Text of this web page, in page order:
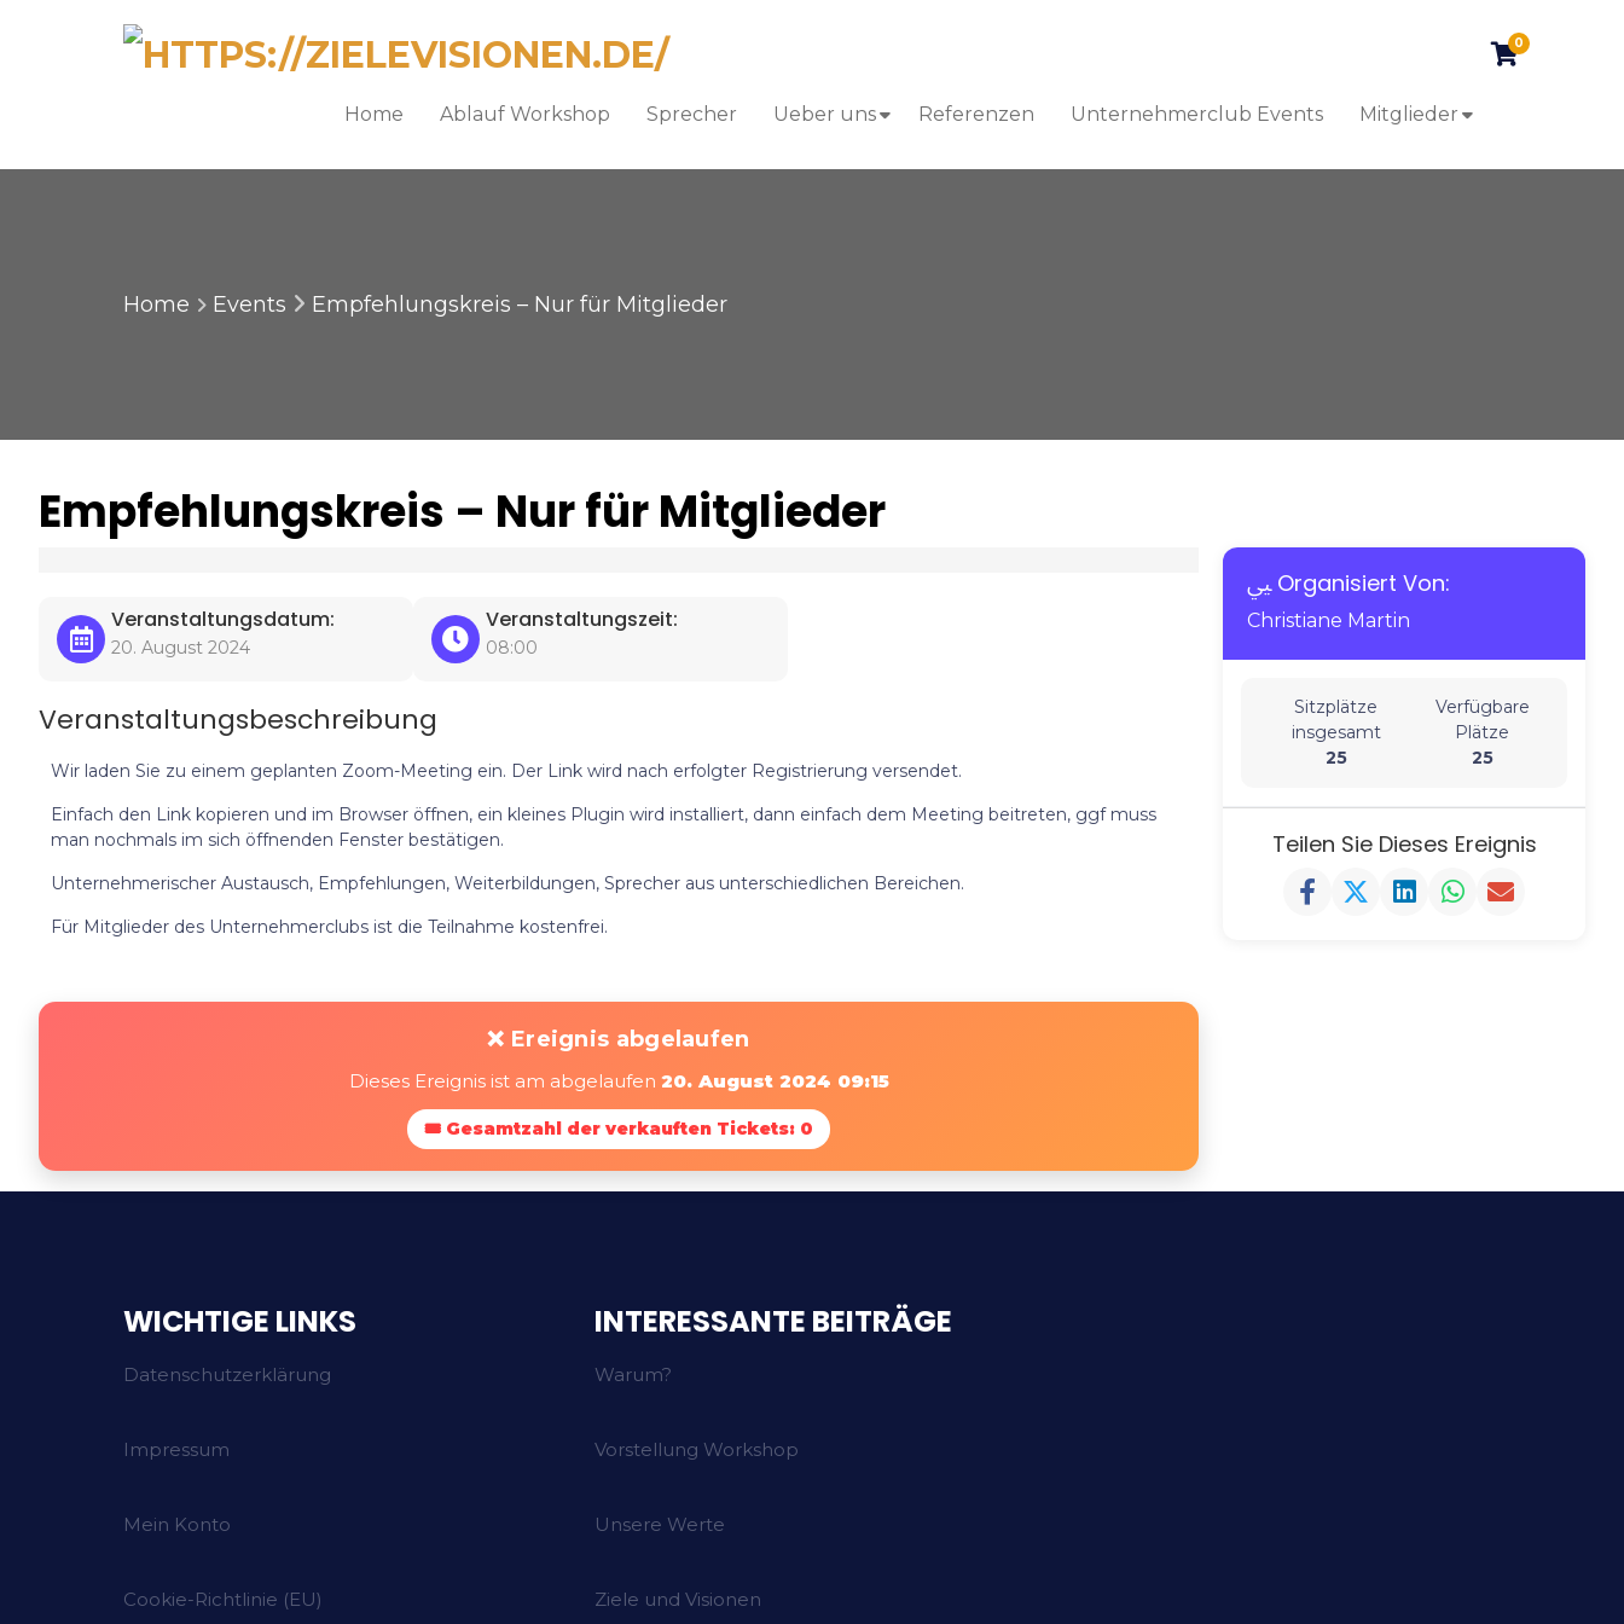
Home Ablauf Workshop Sprecher Ueber uns Referenzen Unternehmerclub Events Mitglieder
0
Home Events Empfehlungskreis – Nur für Mitglieder
Empfehlungskreis – Nur für Mitglieder
Veranstaltungsdatum:
20. August 2024
Veranstaltungszeit:
08:00
Veranstaltungsbeschreibung
Wir laden Sie zu einem geplanten Zoom-Meeting ein. Der Link wird nach erfolgter Registrierung versendet.
Einfach den Link kopieren und im Browser öffnen, ein kleines Plugin wird installiert, dann einfach dem Meeting beitreten, ggf muss
man nochmals im sich öffnenden Fenster bestätigen.
Unternehmerischer Austausch, Empfehlungen, Weiterbildungen, Sprecher aus unterschiedlichen Bereichen.
Für Mitglieder des Unternehmerclubs ist die Teilnahme kostenfrei.
❌ Ereignis abgelaufen
Dieses Ereignis ist am abgelaufen 20. August 2024 09:15
🎟 Gesamtzahl der verkauften Tickets: 0
Organisiert Von:
Christiane Martin
Sitzplätze
insgesamt
25
Verfügbare
Plätze
25
Teilen Sie Dieses Ereignis
WICHTIGE LINKS
Datenschutzerklärung
Impressum
Mein Konto
Cookie-Richtlinie (EU)
INTERESSANTE BEITRÄGE
Warum?
Vorstellung Workshop
Unsere Werte
Ziele und Visionen